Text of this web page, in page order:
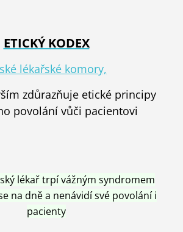
ETICKÝ KODEX
lékařské komory,
zdůrazňuje etické principy
povolání vůči pacientovi
lékař trpí vážným syndromem
na dně a nenávidí své povolání i
pacienty